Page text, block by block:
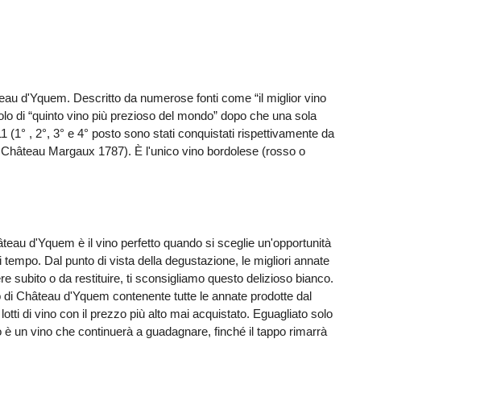
d'Yquem. Descritto da numerose fonti come “il miglior vino
di “quinto vino più prezioso del mondo” dopo che una sola
(1° , 2°, 3° e 4° posto sono stati conquistati rispettivamente da
Margaux 1787). È l'unico vino bordolese (rosso o
d'Yquem è il vino perfetto quando si sceglie un'opportunità
Dal punto di vista della degustazione, le migliori annate
subito o da restituire, ti sconsigliamo questo delizioso bianco.
Château d'Yquem contenente tutte le annate prodotte dal
di vino con il prezzo più alto mai acquistato. Eguagliato solo
un vino che continuerà a guadagnare, finché il tappo rimarrà